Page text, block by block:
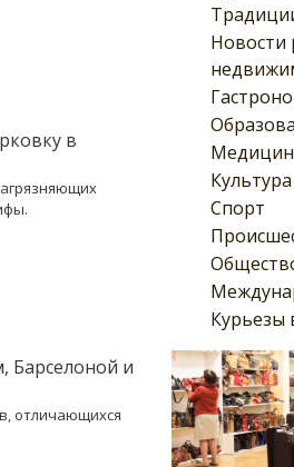
Новости
Культура
Спорт
Курьезы
в
Барселоной и
отличающихся